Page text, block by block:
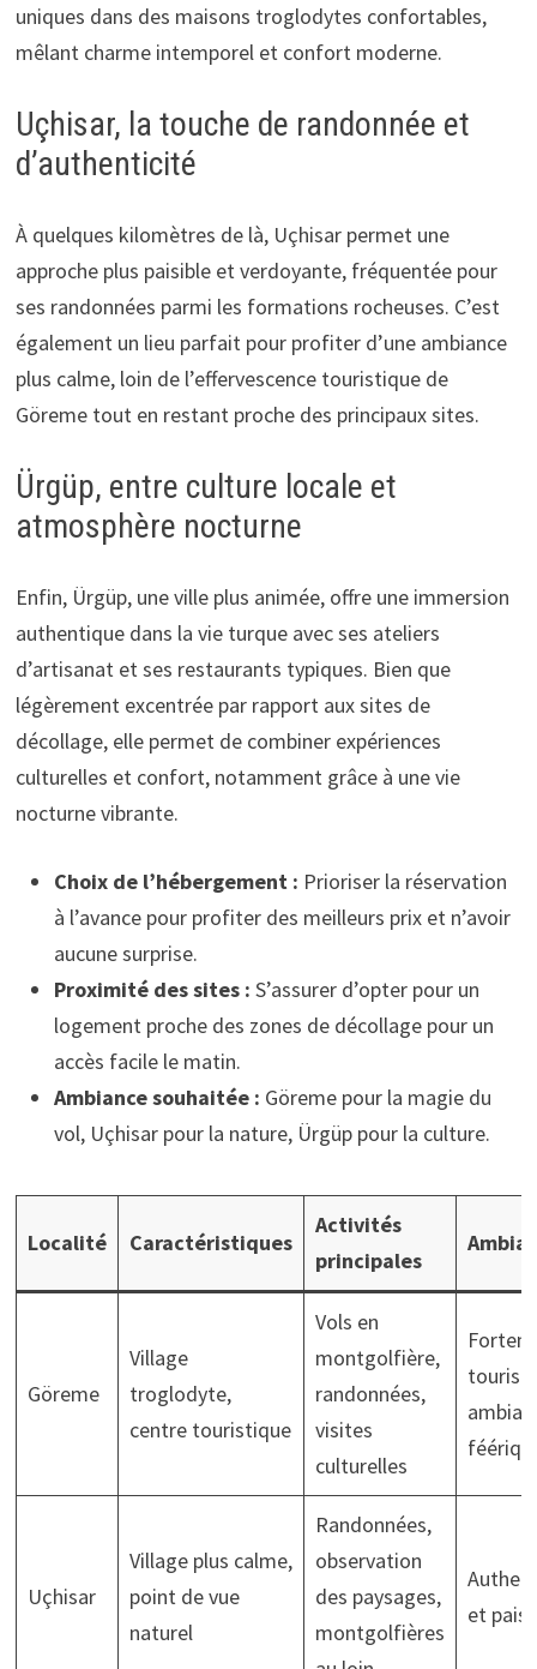
uniques dans des maisons troglodytes confortables,
mêlant charme intemporel et confort moderne.
Uçhisar, la touche de randonnée et
d’authenticité
À quelques kilomètres de là, Uçhisar permet une
approche plus paisible et verdoyante, fréquentée pour
ses randonnées parmi les formations rocheuses. C’est
également un lieu parfait pour profiter d’une ambiance
plus calme, loin de l’effervescence touristique de
Göreme tout en restant proche des principaux sites.
Ürgüp, entre culture locale et
atmosphère nocturne
Enfin, Ürgüp, une ville plus animée, offre une immersion
authentique dans la vie turque avec ses ateliers
d’artisanat et ses restaurants typiques. Bien que
légèrement excentrée par rapport aux sites de
décollage, elle permet de combiner expériences
culturelles et confort, notamment grâce à une vie
nocturne vibrante.
Choix de l’hébergement : Prioriser la réservation
à l’avance pour profiter des meilleurs prix et n’avoir
aucune surprise.
Proximité des sites : S’assurer d’opter pour un
logement proche des zones de décollage pour un
accès facile le matin.
Ambiance souhaitée : Göreme pour la magie du
vol, Uçhisar pour la nature, Ürgüp pour la culture.
Localité Caractéristiques
Activités
principales
Göreme
Village
troglodyte,
centre touristique
Vols en
montgolfière,
randonnées,
visites
culturelles
Uçhisar
Village plus calme,
point de vue
naturel
Randonnées,
observation
des paysages,
montgolfières
et